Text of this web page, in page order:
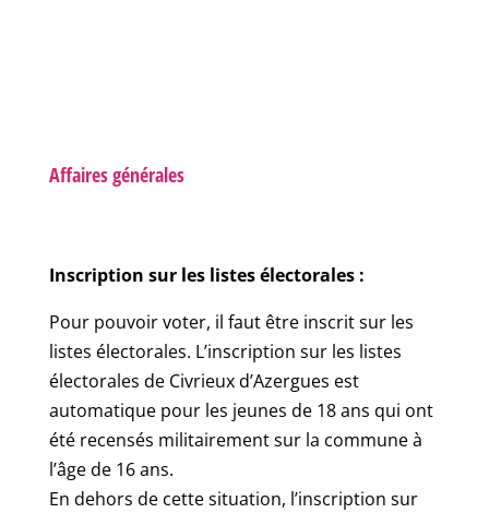
Affaires générales
Inscription sur les listes électorales :
Pour pouvoir voter, il faut être inscrit sur les
listes électorales. L’inscription sur les listes
électorales de Civrieux d’Azergues est
automatique pour les jeunes de 18 ans qui ont
été recensés militairement sur la commune à
l’âge de 16 ans.
En dehors de cette situation, l’inscription sur